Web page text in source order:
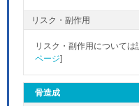
リスク・副作用
リスク・副作用について
ページ]
骨造成